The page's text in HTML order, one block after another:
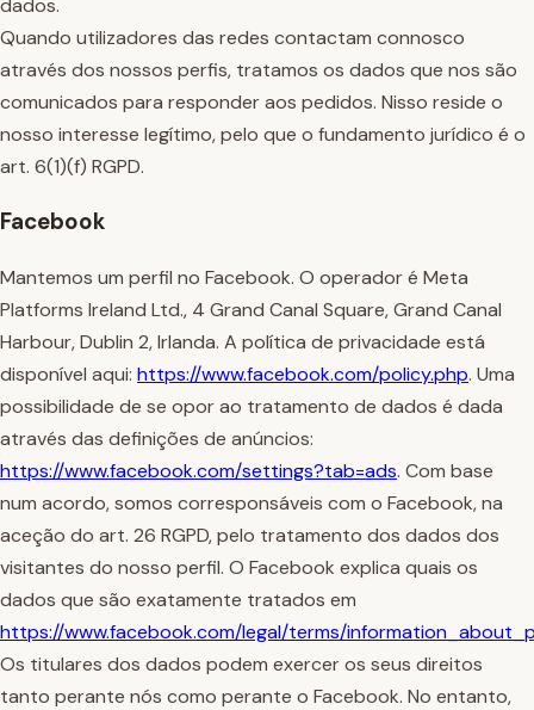
dados.
Quando utilizadores das redes contactam connosco
através dos nossos perfis, tratamos os dados que nos são
comunicados para responder aos pedidos. Nisso reside o
nosso interesse legítimo, pelo que o fundamento jurídico é o
art. 6(1)(f) RGPD.
Facebook
Mantemos um perfil no Facebook. O operador é Meta
Platforms Ireland Ltd., 4 Grand Canal Square, Grand Canal
Harbour, Dublin 2, Irlanda. A política de privacidade está
disponível aqui: https://www.facebook.com/policy.php. Uma
possibilidade de se opor ao tratamento de dados é dada
através das definições de anúncios:
https://www.facebook.com/settings?tab=ads. Com base
num acordo, somos corresponsáveis com o Facebook, na
aceção do art. 26 RGPD, pelo tratamento dos dados dos
visitantes do nosso perfil. O Facebook explica quais os
dados que são exatamente tratados em
https://www.facebook.com/legal/terms/
Os titulares dos dados podem exercer os seus direitos
tanto perante nós como perante o Facebook. No entanto,